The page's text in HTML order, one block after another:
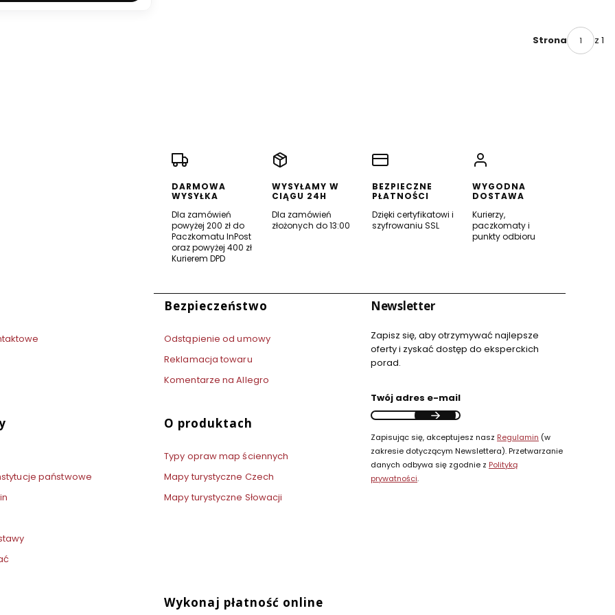
Strona z 1
DARMOWA
WYSYŁKA
Dla zamówień
powyżej 200 zł do
Paczkomatu InPost
oraz powyżej 400 zł
Kurierem DPD
WYSYŁAMY W
CIĄGU 24H
Dla zamówień
złożonych do 13:00
BEZPIECZNE
PŁATNOŚCI
Dzięki certyfikatowi i
szyfrowaniu SSL
WYGODNA
DOSTAWA
Kurierzy,
paczkomaty i
punkty odbioru
Bezpieczeństwo
Odstąpienie od umowy
Reklamacja towaru
Komentarze na Allegro
państwowe
O produktach
Typy opraw map ściennych
Mapy turystyczne Czech
Mapy turystyczne Słowacji
Wykonaj płatność online
Newsletter
Zapisz się, aby otrzymywać najlepsze
oferty i zyskać dostęp do eksperckich
porad.
Twój adres e-mail
Zapisując się, akceptujesz nasz Regulamin (w
zakresie dotyczącym Newslettera). Przetwarzanie
danych odbywa się zgodnie z Polityką
prywatności.